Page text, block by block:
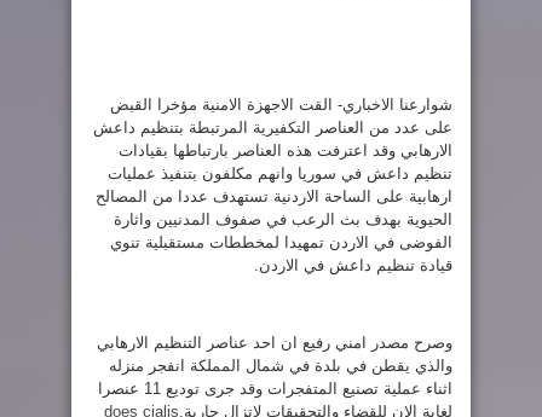
شوارعنا الاخباري- القت الاجهزة الامنية مؤخرا القبض
على عدد من العناصر التكفيرية المرتبطة بتنظيم داعش
الارهابي وقد اعترفت هذه العناصر بارتباطها بقيادات
تنظيم داعش في سوريا وانهم مكلفون بتنفيذ عمليات
ارهابية على الساحة الاردنية تستهدف عددا من المصالح
الحيوية بهدف بث الرعب في صفوف المدنيين واثارة
الفوضى في الاردن تمهيدا لمخططات مستقبلية تنوي
قيادة تنظيم داعش في الاردن.
وصرح مصدر امني رفيع ان احد عناصر التنظيم الارهابي
والذي يقطن في بلدة في شمال المملكة انفجر منزله
اثناء عملية تصنيع المتفجرات وقد جرى توديع 11 عنصرا
لغاية الان للقضاء والتحقيقات لاتزال جارية.does cialis